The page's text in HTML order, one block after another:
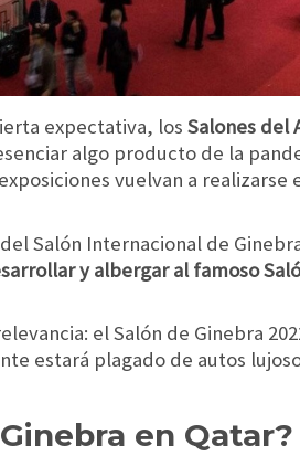
expectativa, los Salones del
algo producto de la
vuelvan a realizarse
Salón Internacional de
y albergar al famoso
el Salón de Ginebra
estará plagado de autos
en Qatar?